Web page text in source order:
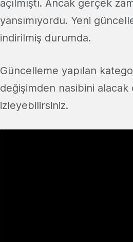
açılmıştı. Ancak gerçek
yansımıyordu. Yeni
indirilmiş durumda.
Güncelleme yapılan
değişimden nasibini
izleyebilirsiniz.